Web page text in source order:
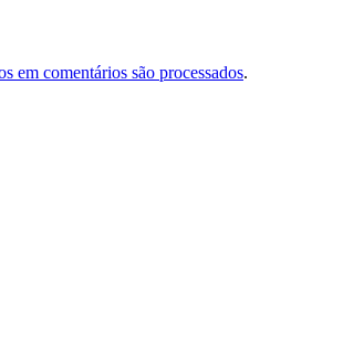
em comentários são processados.